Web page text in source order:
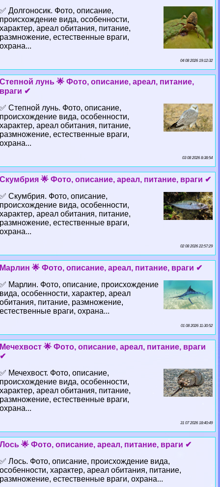
✅ Долгоносик. Фото, описание,
происхождение вида, особенности,
хаpaктер, ареал обитания, питание,
размножение, естественные враги,
охрана...
04 08 2026 19:12:32
Степной лунь 🌟 Фото, описание, ареал, питание,
враги ✔
✅ Степной лунь. Фото, описание,
происхождение вида, особенности,
хаpaктер, ареал обитания, питание,
размножение, естественные враги,
охрана...
03 08 2026 8:38:54
Скумбрия 🌟 Фото, описание, ареал, питание, враги ✔
✅ Скумбрия. Фото, описание,
происхождение вида, особенности,
хаpaктер, ареал обитания, питание,
размножение, естественные враги,
охрана...
02 08 2026 22:57:29
Марлин 🌟 Фото, описание, ареал, питание, враги ✔
✅ Марлин. Фото, описание, происхождение
вида, особенности, хаpaктер, ареал
обитания, питание, размножение,
естественные враги, охрана...
01 08 2026 11:30:52
Мечехвост 🌟 Фото, описание, ареал, питание, враги
✔
✅ Мечехвост. Фото, описание,
происхождение вида, особенности,
хаpaктер, ареал обитания, питание,
размножение, естественные враги,
охрана...
31 07 2026 18:40:49
Лось 🌟 Фото, описание, ареал, питание, враги ✔
✅ Лось. Фото, описание, происхождение вида,
особенности, хаpaктер, ареал обитания, питание,
размножение, естественные враги, охрана...